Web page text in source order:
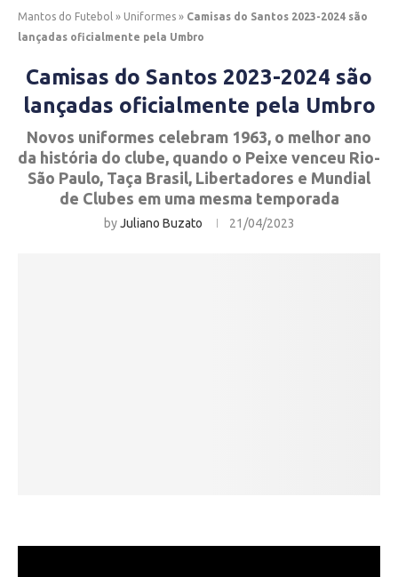
Mantos do Futebol » Uniformes » Camisas do Santos 2023-2024 são
lançadas oficialmente pela Umbro
Camisas do Santos 2023-2024 são
lançadas oficialmente pela Umbro
Novos uniformes celebram 1963, o melhor ano
da história do clube, quando o Peixe venceu Rio-
São Paulo, Taça Brasil, Libertadores e Mundial
de Clubes em uma mesma temporada
byJuliano Buzato 21/04/2023